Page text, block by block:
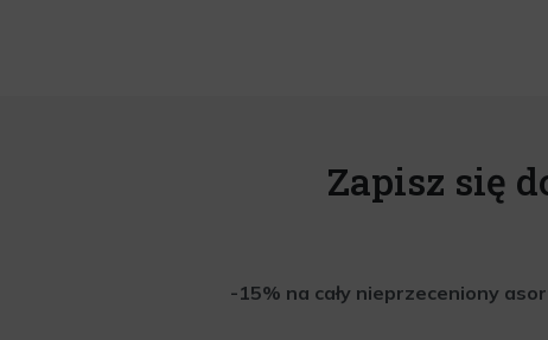
Zapisz się
-15% na cały nieprzeceniony